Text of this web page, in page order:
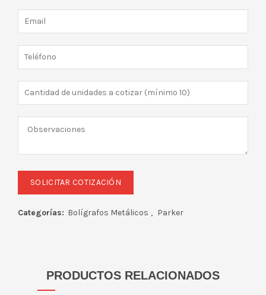
Categorías: Bolígrafos Metálicos , Parker
PRODUCTOS RELACIONADOS